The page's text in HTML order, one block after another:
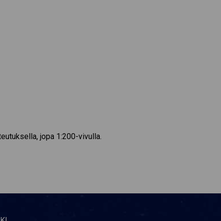
jopa 1:200-vivulla.